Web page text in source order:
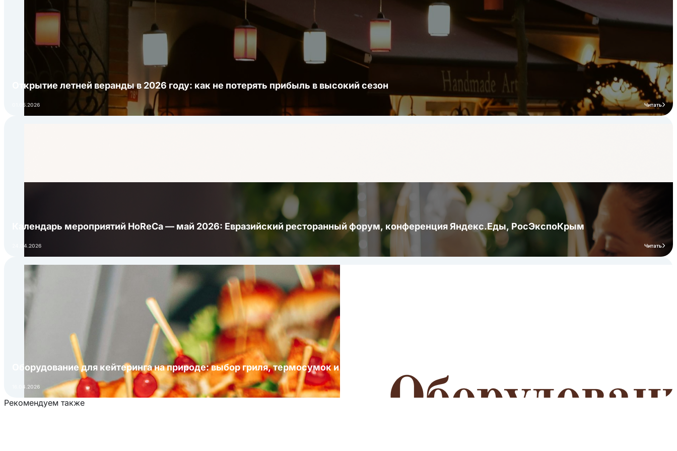
Открытие летней веранды в 2026 году: как не потерять прибыль в высокий сезон
01.05.2026 Читать
Календарь мероприятий HoReCa — май 2026: Евразийский ресторанный форум, конференция Яндекс.Еды, РосЭкспоКрым
24.04.2026 Читать
Оборудование для кейтеринга на природе: выбор гриля, термосумок и посуды для выездных мероприятий
16.04.2026
Рекомендуем также